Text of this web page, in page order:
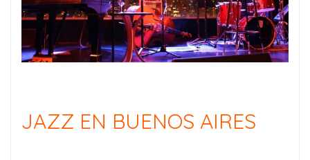
JAZZ EN BUENOS AIRES